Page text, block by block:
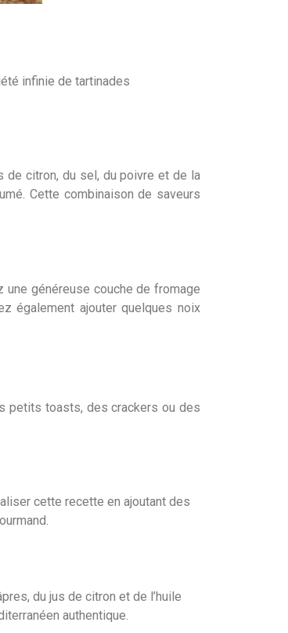
infinie de tartinades
de citron, du sel, du poivre et de la
Cette combinaison de saveurs
généreuse couche de fromage
également ajouter quelques noix
petits toasts, des crackers ou des
cette recette en ajoutant des
du jus de citron et de l’huile
authentique.